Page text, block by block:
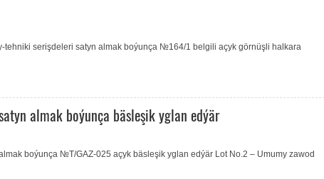
tehniki serişdeleri satyn almak boýunça №164/1 belgili açyk görnüşli halkara
almak boýunça bäsleşik yglan edýär
boýunça №T/GAZ-025 açyk bäsleşik yglan edýär Lot No.2 – Umumy zawod